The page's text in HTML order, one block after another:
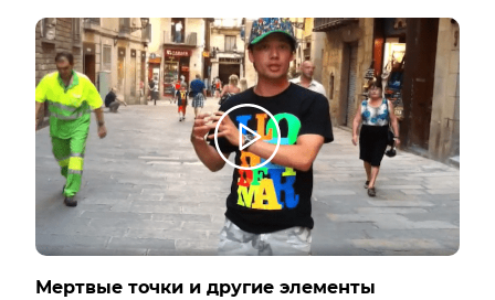
Мертвые точки и другие элементы